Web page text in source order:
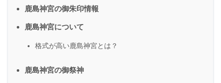
鹿島神宮の御朱印情報
鹿島神宮について
格式が高い鹿島神宮とは？
鹿島神宮の御祭神